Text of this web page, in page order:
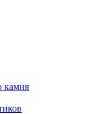
камня